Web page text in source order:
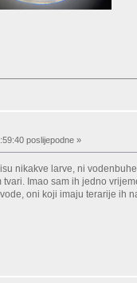
poslijepodne »
nikakve larve, ni
Imao sam ih jedno
oni koji imaju terarije ih